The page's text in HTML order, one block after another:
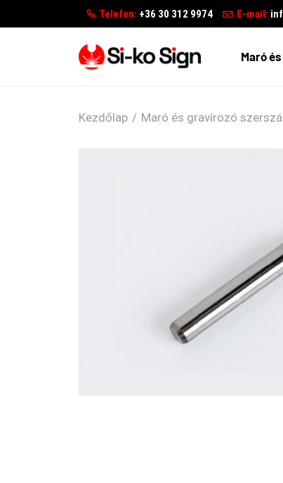
Telefon: +36 30 312 9974 E-mail:
Maró
Kezdőlap / Maró és gravírozó